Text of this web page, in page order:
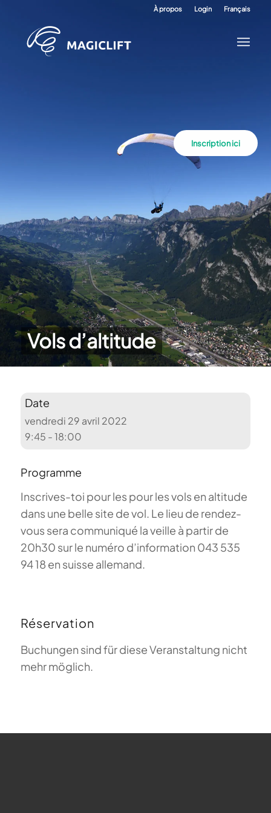
À propos Login Français
Vols d’altitude
Inscription ici
Date
vendredi 29 avril 2022
9:45 - 18:00
Programme
Inscrives-toi pour les pour les vols en altitude
dans une belle site de vol. Le lieu de rendez-
vous sera communiqué la veille à partir de
20h30 sur le numéro d’information 043 535
94 18 en suisse allemand.
Réservation
Buchungen sind für diese Veranstaltung nicht
mehr möglich.